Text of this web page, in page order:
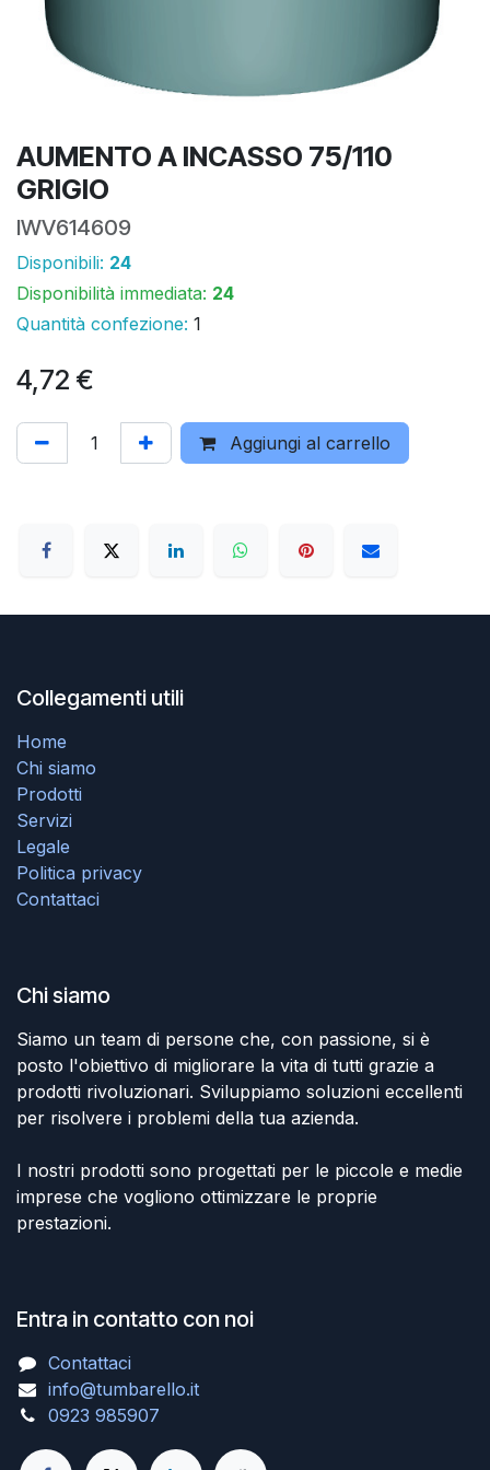
AUMENTO A INCASSO 75/110
GRIGIO
IWV614609
Disponibili: 24
Disponibilità immediata: 24
Quantità confezione: 1
4,72 €
Aggiungi al carrello
Collegamenti utili
Home
Chi siamo
Prodotti
Servizi
Legale
Politica privacy
Contattaci
Chi siamo
Siamo un team di persone che, con passione, si è
posto l'obiettivo di migliorare la vita di tutti grazie a
prodotti rivoluzionari. Sviluppiamo soluzioni eccellenti
per risolvere i problemi della tua azienda.
I nostri prodotti sono progettati per le piccole e medie
imprese che vogliono ottimizzare le proprie
prestazioni.
Entra in contatto con noi
Contattaci
info@tumbarello.it
0923 985907